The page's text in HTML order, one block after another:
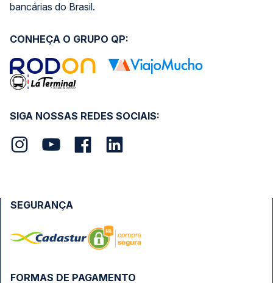
bancárias do Brasil.
SIGA NOSSAS REDES SOCIAIS:
CONHEÇA O GRUPO QP:
FORMAS DE PAGAMENTO
SEGURANÇA